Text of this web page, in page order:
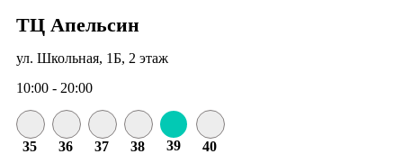
ТЦ Апельсин
ул. Школьная, 1Б, 2 этаж
10:00 - 20:00
35 36 37 38 39 40